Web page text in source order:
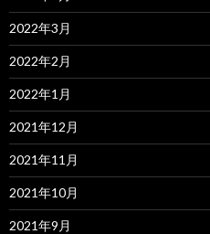
2022年3月
2022年2月
2022年1月
2021年12月
2021年11月
2021年10月
2021年9月